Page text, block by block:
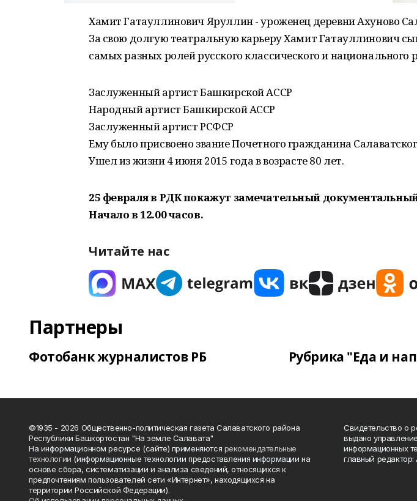
Хамит Гатауллинович Яруллин - уроженец деревни Ахуново
За свою долгую театральную карьеру Хамит Гатауллинович
самых разных ролей русского классического и национального
Заслуженный артист Башкирской АССР
Народный артист Башкирской АССР
Заслуженный артист РСФСР
Ему было присвоено звание Почетного гражданина
Ушел из жизни 4 июня 2015 года в возрасте 80 лет.
25 февраля в РДК покажут замечательный
Начало в 12.00 часов.
Читайте нас
Партнеры
Фотобанк журналистов РБ Рубрика "Еда и
©1935 - 2026 Общественно-политическая газета Салаватского района
Республики Башкортостан "На земле Салавата"
На информационном ресурсе (сайте) применяются рекомендательные
технологии (информационные технологии предоставления информации на
основе сбора, систематизации и анализа сведений, относящихся к
предпочтениям пользователей сети «Интернет», находящихся на
территории Российской Федерации).
Свидетельство о
выдано
информационных
главный